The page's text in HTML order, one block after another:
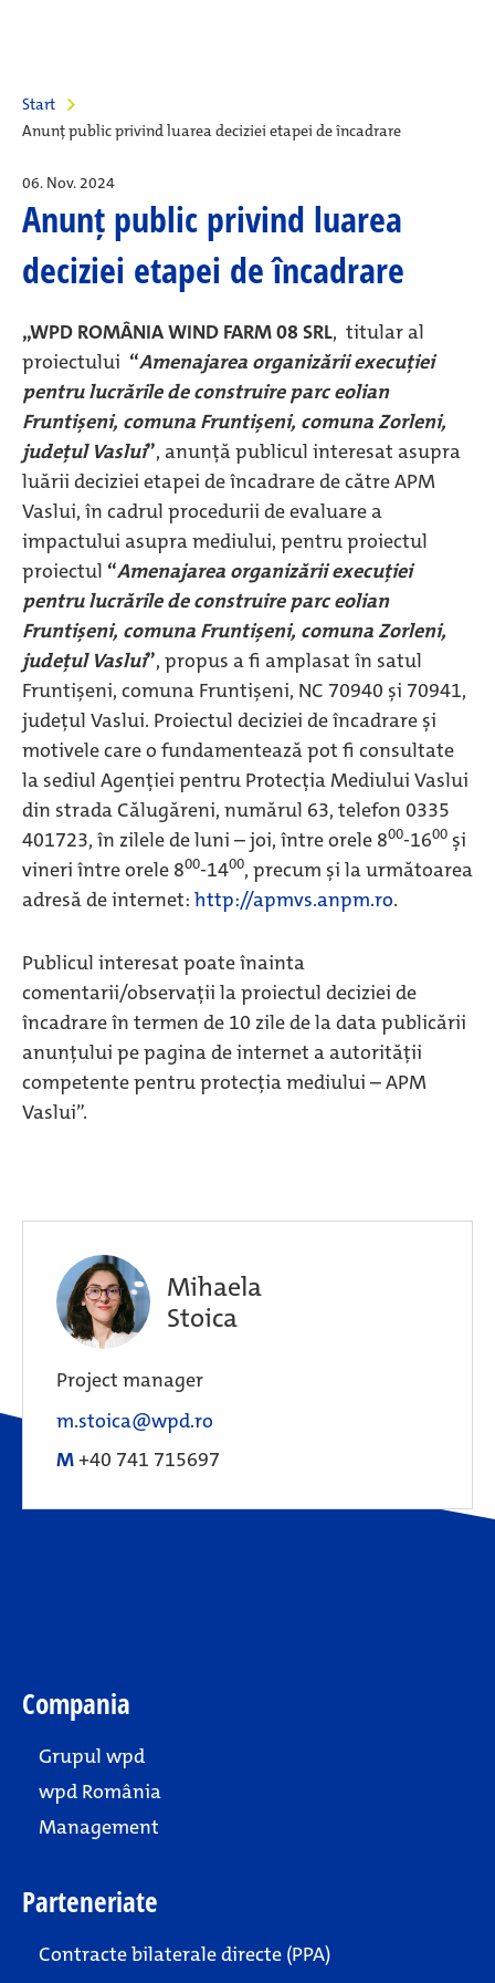
Start
Anunț public privind luarea deciziei etapei de încadrare
06. Nov. 2024
Anunț public privind luarea
deciziei etapei de încadrare
„WPD ROMÂNIA WIND FARM 08 SRL, titular al
proiectului “Amenajarea organizării execuției
pentru lucrările de construire parc eolian
Fruntișeni, comuna Fruntișeni, comuna Zorleni,
județul Vaslui”, anunţă publicul interesat asupra
luării deciziei etapei de încadrare de către APM
Vaslui, în cadrul procedurii de evaluare a
impactului asupra mediului, pentru proiectul
proiectul “Amenajarea organizării execuției
pentru lucrările de construire parc eolian
Fruntișeni, comuna Fruntișeni, comuna Zorleni,
județul Vaslui”, propus a fi amplasat în satul
Fruntișeni, comuna Fruntișeni, NC 70940 și 70941,
județul Vaslui. Proiectul deciziei de încadrare şi
motivele care o fundamentează pot fi consultate
la sediul Agenţiei pentru Protecţia Mediului Vaslui
din strada Călugăreni, numărul 63, telefon 0335
401723, în zilele de luni – joi, între orele 800-1600 şi
vineri între orele 800-1400, precum şi la următoarea
adresă de internet: http://apmvs.anpm.ro.
Publicul interesat poate înainta
comentarii/observaţii la proiectul deciziei de
încadrare în termen de 10 zile de la data publicării
anunțului pe pagina de internet a autorității
competente pentru protecția mediului – APM
Vaslui”.
Mihaela
Stoica
Project manager
m.stoica@wpd.ro
M+40 741 715697
Compania
Grupul wpd
wpd România
Management
Parteneriate
Contracte bilaterale directe (PPA)